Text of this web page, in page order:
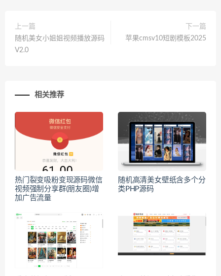
上一篇
随机美女小姐姐视频播放源码
V2.0
下一篇
苹果cmsv10短剧模板2025
相关推荐
热门裂变吸粉变现源码微信
视频强制分享群(朋友圈)增
加广告流量
随机高清美女壁纸含多个分
类PHP源码